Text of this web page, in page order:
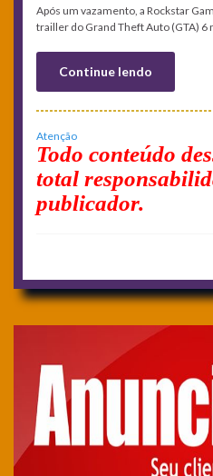
Após um vazamento, a Rockstar
trailler do Grand Theft Auto (GTA) 6
Continue lendo
Atenção
Todo conteúdo
total
publicador.